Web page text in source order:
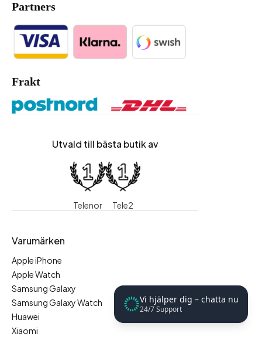
Vi hjälper dig – chatta nu
24/7 Support
Partners
Frakt
Utvald till bästa butik av
Telenor Tele2
Varumärken
Apple iPhone
Apple Watch
Samsung Galaxy
Samsung Galaxy Watch
Huawei
Xiaomi